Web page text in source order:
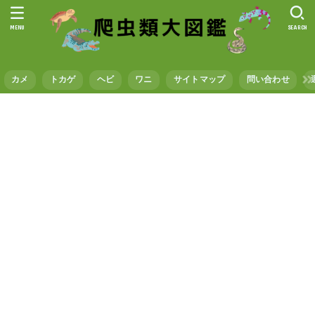
カメ トカゲ ヘビ ワニ サイトマップ 問い合わせ
SEARCH
MENU